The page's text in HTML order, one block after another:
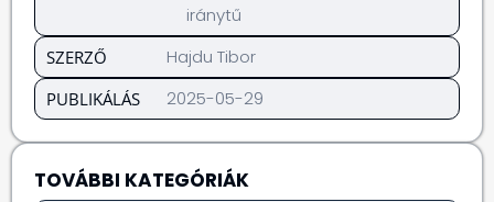
iránytű
SZERZŐ Hajdu Tibor
PUBLIKÁLÁS 2025-05-29
TOVÁBBI KATEGÓRIÁK